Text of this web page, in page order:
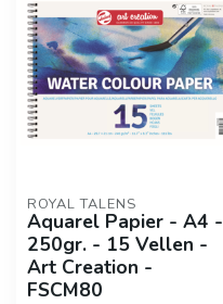
ROYAL TALENS
Aquarel Papier - A4 -
250gr. - 15 Vellen -
Art Creation -
FSCM80